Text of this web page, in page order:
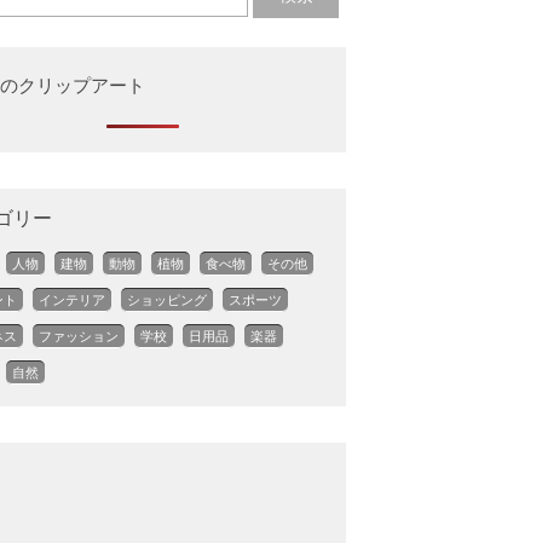
クリップアート
リー
人物 建物 動物 植物 食べ物 その他
インテリア ショッピング スポーツ
ファッション 学校 日用品 楽器
自然